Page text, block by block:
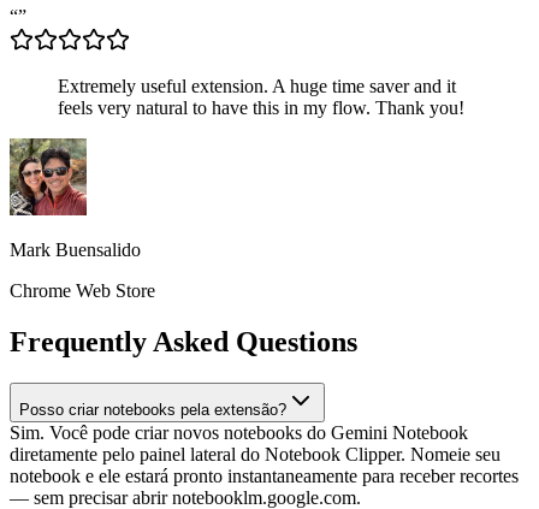
“”
Extremely useful extension. A huge time saver and it
feels very natural to have this in my flow. Thank you!
Mark Buensalido
Chrome Web Store
Frequently Asked Questions
Posso criar notebooks pela extensão?
Sim. Você pode criar novos notebooks do Gemini Notebook
diretamente pelo painel lateral do Notebook Clipper. Nomeie seu
notebook e ele estará pronto instantaneamente para receber recortes
— sem precisar abrir notebooklm.google.com.